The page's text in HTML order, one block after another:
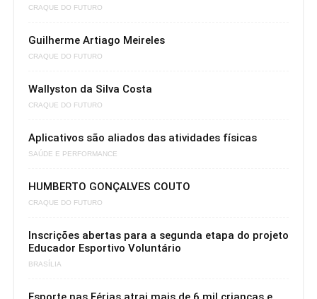
CRAQUE DO FUTURO
Guilherme Artiago Meireles
CRAQUE DO FUTURO
Wallyston da Silva Costa
CRAQUE DO FUTURO
Aplicativos são aliados das atividades físicas
SAÚDE E PERFORMANCE
HUMBERTO GONÇALVES COUTO
CRAQUE DO FUTURO
Inscrições abertas para a segunda etapa do projeto
Educador Esportivo Voluntário
BRASÍLIA